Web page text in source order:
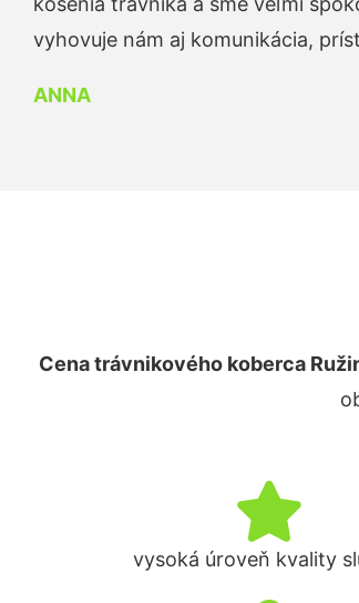
vyhovuje nám aj komunikácia,
ANNA
Cena trávnikového koberca
vysoká úroveň kvality